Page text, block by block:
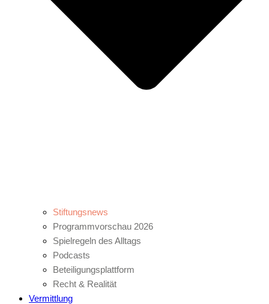
Stiftungsnews
Programmvorschau 2026
Spielregeln des Alltags
Podcasts
Beteiligungsplattform
Recht & Realität
Vermittlung